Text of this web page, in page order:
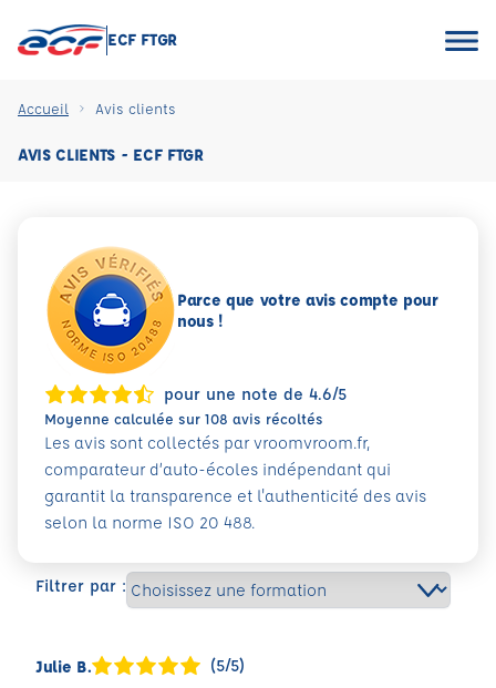
ECF FTGR
Accueil Avis clients
AVIS CLIENTS - ECF FTGR
Filtrer par :
Julie B. (5/5)
Parce que votre avis compte pour
nous !
pour une note de 4.6/5
Moyenne calculée sur 108 avis récoltés
Les avis sont collectés par vroomvroom.fr,
comparateur d’auto-écoles indépendant qui
garantit la transparence et l'authenticité des avis
selon la norme ISO 20 488.